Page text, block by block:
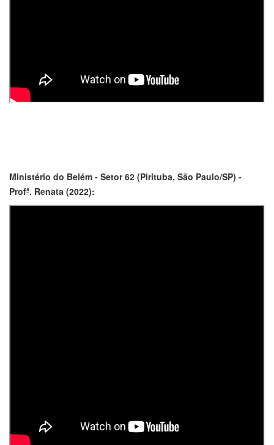
Ministério do Belém - Setor 62 (Pirituba, São Paulo/SP) -
Profª. Renata (2022):